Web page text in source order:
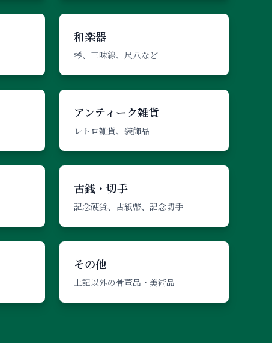
和楽器
琴、三味線、尺八など
アンティーク雑貨
レトロ雑貨、装飾品
古銭・切手
記念硬貨、古紙幣、記念切手
その他
上記以外の骨董品・美術品